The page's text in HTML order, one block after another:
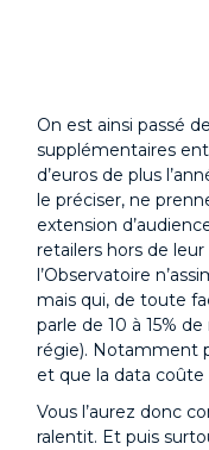
On est ainsi passé
supplémentaires
d’euros de plus
le préciser, ne
extension
retailers hors de
l’Observatoire
mais qui, de toute
parle de 10 à 15%
régie). Notamment
et que la data coûte
Vous l’aurez donc
ralentit. Et puis